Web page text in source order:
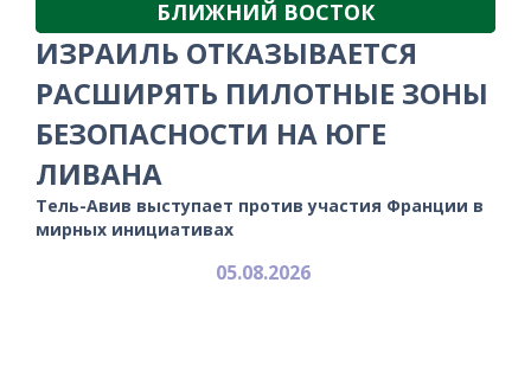
БЛИЖНИЙ ВОСТОК
ИЗРАИЛЬ ОТКАЗЫВАЕТСЯ
РАСШИРЯТЬ ПИЛОТНЫЕ ЗОНЫ
БЕЗОПАСНОСТИ НА ЮГЕ
ЛИВАНА
Тель-Авив выступает против участия Франции в
мирных инициативах
05.08.2026